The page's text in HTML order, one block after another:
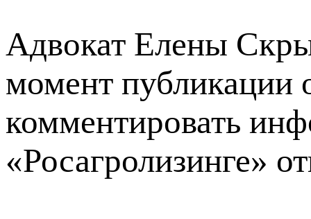
Адвокат Елены
момент публикации
комментировать
«Росагролизинге»